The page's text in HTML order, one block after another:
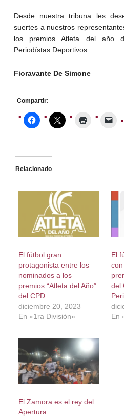
Desde nuestra tribuna les
suertes a nuestros
los premios Atleta del año
Periodístas Deportivos.
Fioravante De Simone
Compartir:
Relacionado
El fútbol gran
protagonista entre los
nominados a los
premios “Atleta del Año”
del CPD
diciembre 20, 2023
En «1ra División»
El
del
En
El Zamora es el rey del
Apertura